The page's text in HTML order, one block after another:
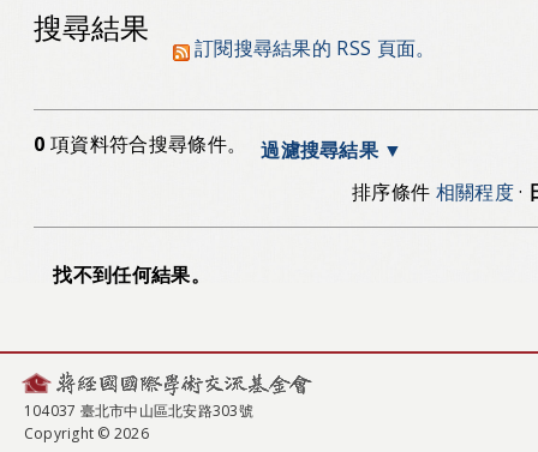
搜尋結果
訂閱搜尋結果的 RSS 頁面。
0 項資料符合搜尋條件。
過濾搜尋結果
排序條件 相關程度·
找不到任何結果。
104037 臺北市中山區北安路303號
Copyright © 2026